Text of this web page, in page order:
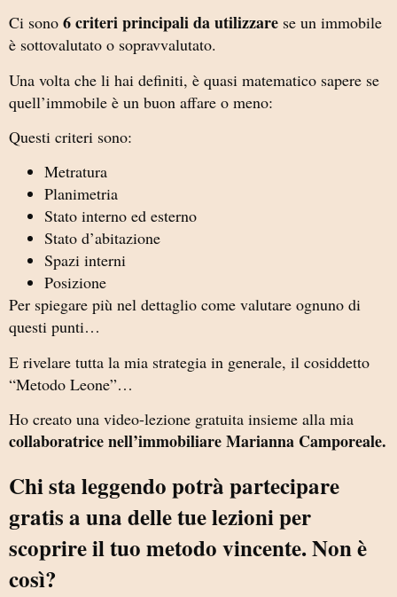
Ci sono 6 criteri principali da utilizzare se un immobile
è sottovalutato o sopravvalutato.
Una volta che li hai definiti, è quasi matematico sapere se
quell’immobile è un buon affare o meno:
Questi criteri sono:
Metratura
Planimetria
Stato interno ed esterno
Stato d’abitazione
Spazi interni
Posizione
Per spiegare più nel dettaglio come valutare ognuno di
questi punti…
E rivelare tutta la mia strategia in generale, il cosiddetto
“Metodo Leone”…
Ho creato una video-lezione gratuita insieme alla mia
collaboratrice nell’immobiliare Marianna Camporeale.
Chi sta leggendo potrà partecipare
gratis a una delle tue lezioni per
scoprire il tuo metodo vincente. Non è
così?